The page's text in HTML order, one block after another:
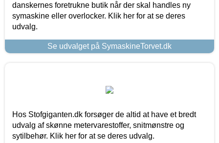
danskernes foretrukne butik når der skal handles ny
symaskine eller overlocker. Klik her for at se deres
udvalg.
Se udvalget på SymaskineTorvet.dk
Hos Stofgiganten.dk forsøger de altid at have et bredt
udvalg af skønne metervarestoffer, snitmønstre og
sytilbehør. Klik her for at se deres udvalg.